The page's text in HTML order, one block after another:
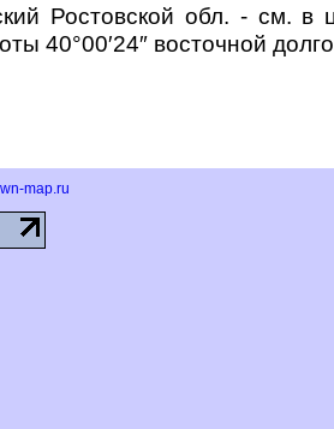
Ростовской обл. - см. в
40°00′24″ восточной
map.ru